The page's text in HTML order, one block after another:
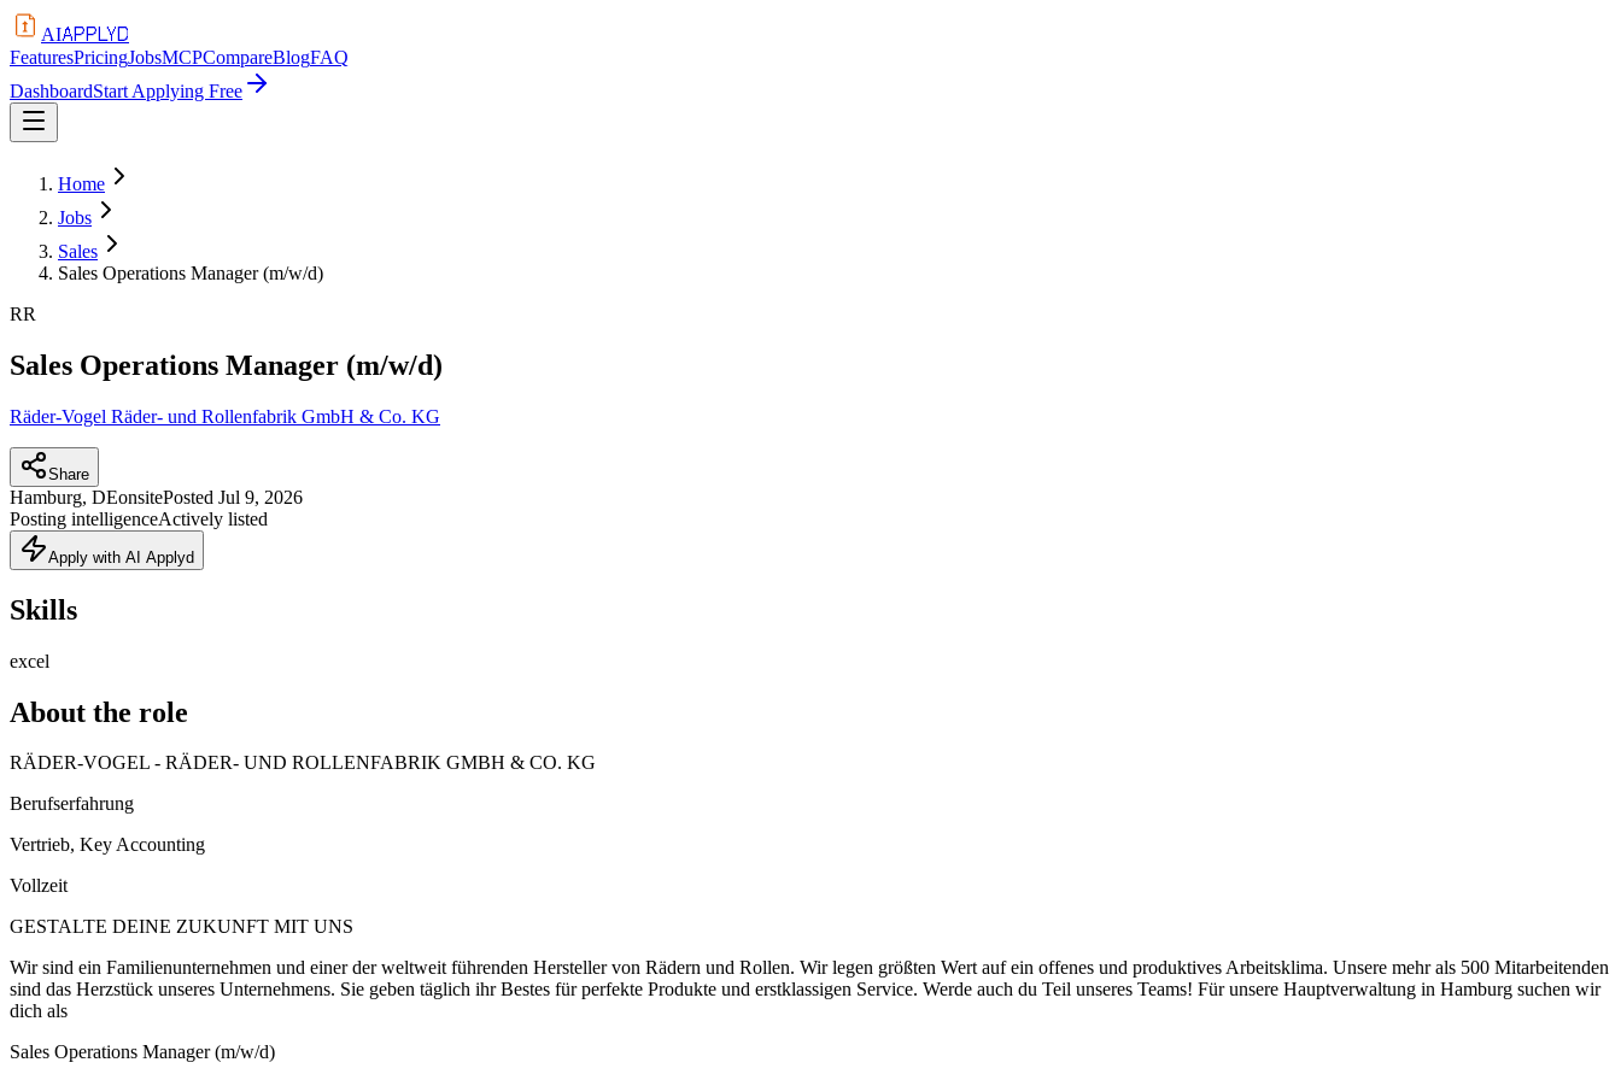
AIAPPLYD
FeaturesPricingJobsMCPCompareBlogFAQ
DashboardStart Applying Free
Home
Jobs
Sales
Sales Operations Manager (m/w/d)
RR
Sales Operations Manager (m/w/d)
Räder-Vogel Räder- und Rollenfabrik GmbH & Co. KG
Share
Hamburg, DEonsitePosted Jul 9, 2026
Posting intelligenceActively listed
Apply with AI Applyd
Skills
excel
About the role
RÄDER-VOGEL - RÄDER- UND ROLLENFABRIK GMBH & CO. KG
Berufserfahrung
Vertrieb, Key Accounting
Vollzeit
GESTALTE DEINE ZUKUNFT MIT UNS
Wir sind ein Familienunternehmen und einer der weltweit führenden Hersteller von Rädern und Rollen. Wir legen größten Wert auf ein offenes und produktives Arbeitsklima. Unsere mehr als 500 Mitarbeitenden
sind das Herzstück unseres Unternehmens. Sie geben täglich ihr Bestes für perfekte Produkte und erstklassigen Service. Werde auch du Teil unseres Teams! Für unsere Hauptverwaltung in Hamburg suchen wir
dich als
Sales Operations Manager (m/w/d)